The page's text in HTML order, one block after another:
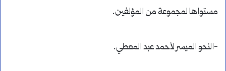
مستواها لمجموعة من المؤلفين.
-النحو الميسر لأحمد عبد المعطي.